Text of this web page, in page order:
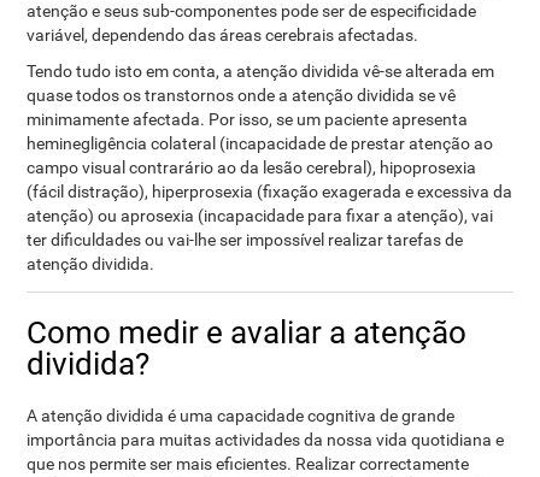
atenção e seus sub-componentes pode ser de especificidade
variável, dependendo das áreas cerebrais afectadas.
Tendo tudo isto em conta, a atenção dividida vê-se alterada em
quase todos os transtornos onde a atenção dividida se vê
minimamente afectada. Por isso, se um paciente apresenta
heminegligência colateral (incapacidade de prestar atenção ao
campo visual contrarário ao da lesão cerebral), hipoprosexia
(fácil distração), hiperprosexia (fixação exagerada e excessiva da
atenção) ou aprosexia (incapacidade para fixar a atenção), vai
ter dificuldades ou vai-lhe ser impossível realizar tarefas de
atenção dividida.
Como medir e avaliar a atenção
dividida?
A atenção dividida é uma capacidade cognitiva de grande
importância para muitas actividades da nossa vida quotidiana e
que nos permite ser mais eficientes. Realizar correctamente